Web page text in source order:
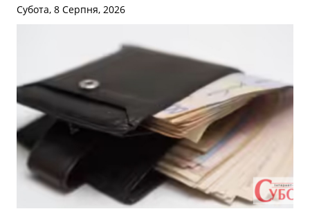
Субота, 8 Серпня, 2026